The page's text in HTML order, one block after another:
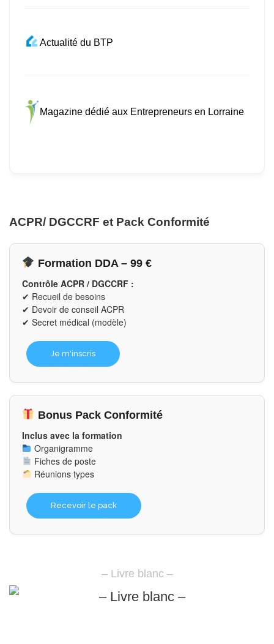
Actualité du BTP
Magazine dédié aux Entrepreneurs en Lorraine
ACPR/ DGCCRF et Pack Conformité
Formation DDA – 99 €
Contrôle ACPR / DGCCRF :
✔ Recueil de besoins
✔ Devoir de conseil ACPR
✔ Secret médical (modèle)
Je m'inscris
Bonus Pack Conformité
Inclus avec la formation
Organigramme
Fiches de poste
Réunions types
Recevoir le pack
– Livre blanc –